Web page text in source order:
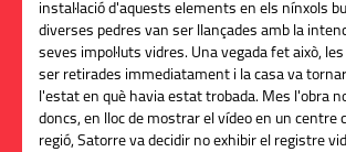
instal·lació d'aquests elements en els nínxols
diverses pedres van ser llançades amb la
seves impol·luts vidres. Una vegada fet això,
ser retirades immediatament i la casa va
l'estat en què havia estat trobada. Mes l'obra
doncs, en lloc de mostrar el vídeo en un centre
regió, Satorre va decidir no exhibir el registre